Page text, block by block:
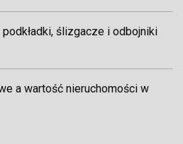
ślizgacze i odbojniki
a wartość nieruchomości w